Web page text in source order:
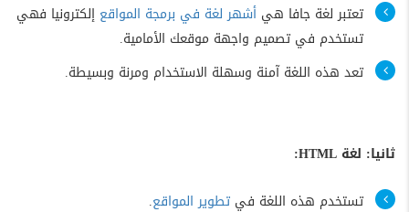
تعتبر لغة جافا هي أشهر لغة في برمجة المواقع إلكترونيا فهي
تستخدم في تصميم واجهة موقعك الأمامية.
تعد هذه اللغة آمنة وسهلة الاستخدام ومرنة وبسيطة.
ثانيا: لغة HTML:
تستخدم هذه اللغة في تطوير المواقع.